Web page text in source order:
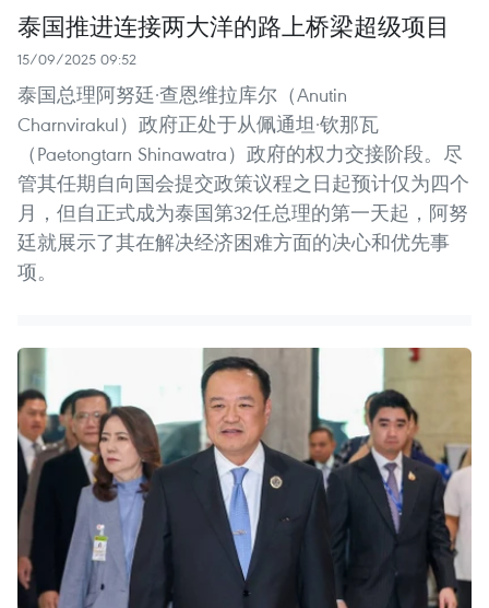
泰国推进连接两大洋的路上桥梁超级项目
15/09/2025 09:52
泰国总理阿努廷·查恩维拉库尔（Anutin
Charnvirakul）政府正处于从佩通坦·钦那瓦
（Paetongtarn Shinawatra）政府的权力交接阶段。尽
管其任期自向国会提交政策议程之日起预计仅为四个
月，但自正式成为泰国第32任总理的第一天起，阿努
廷就展示了其在解决经济困难方面的决心和优先事
项。